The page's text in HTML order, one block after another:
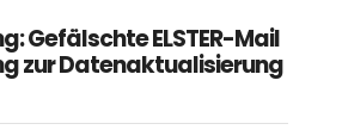
Gefälschte ELSTER-Mail
zur Datenaktualisierung